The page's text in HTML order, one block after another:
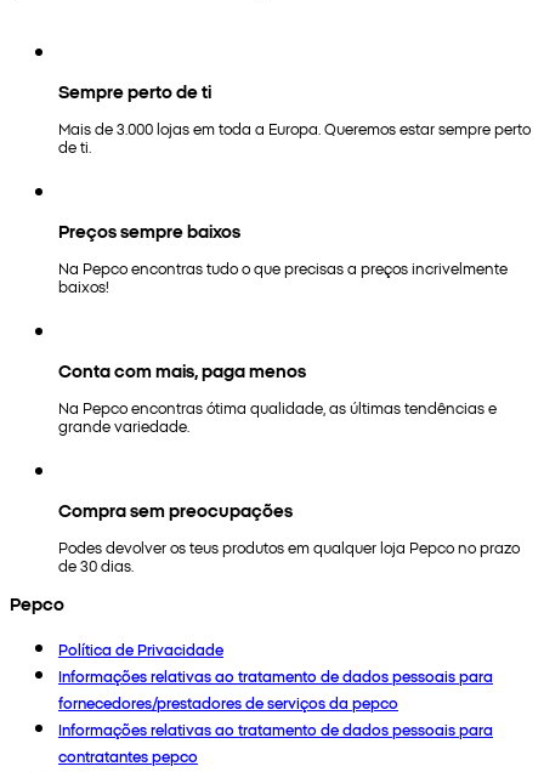
Sempre perto de ti
Mais de 3.000 lojas em toda a Europa. Queremos estar sempre perto
de ti.
Preços sempre baixos
Na Pepco encontras tudo o que precisas a preços incrivelmente
baixos!
Conta com mais, paga menos
Na Pepco encontras ótima qualidade, as últimas tendências e
grande variedade.
Compra sem preocupações
Podes devolver os teus produtos em qualquer loja Pepco no prazo
de 30 dias.
Pepco
Política de Privacidade
Informações relativas ao tratamento de dados pessoais para
fornecedores/prestadores de serviços da pepco
Informações relativas ao tratamento de dados pessoais para
contratantes pepco